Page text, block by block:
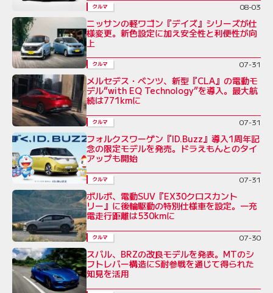
クルマ 08-03
ニッサンの軽ワゴン『デイズ』シリーズが仕
様変更。新色設定に加え安全性と利便性が向
上
クルマ 07-31
メルセデス・ベンツ、新型『CLA』の電動モ
デル“with EQ Technology”を導入。最大航
続は771kmに
クルマ 07-31
フォルクスワーゲン『ID.Buzz』導入1周年記
念の限定モデルを発売。ドラえもんとのタイ
アップも開始
クルマ 07-31
ボルボ、電動SUV『EX30クロスカント
リー』に後輪駆動の特別仕様車を設定。一充
電走行距離は530kmに
クルマ 07-30
スバル、BRZの改良モデルを発表。MTのシ
フトレバー構造にS耐参戦を通じて得られた
知見を活用